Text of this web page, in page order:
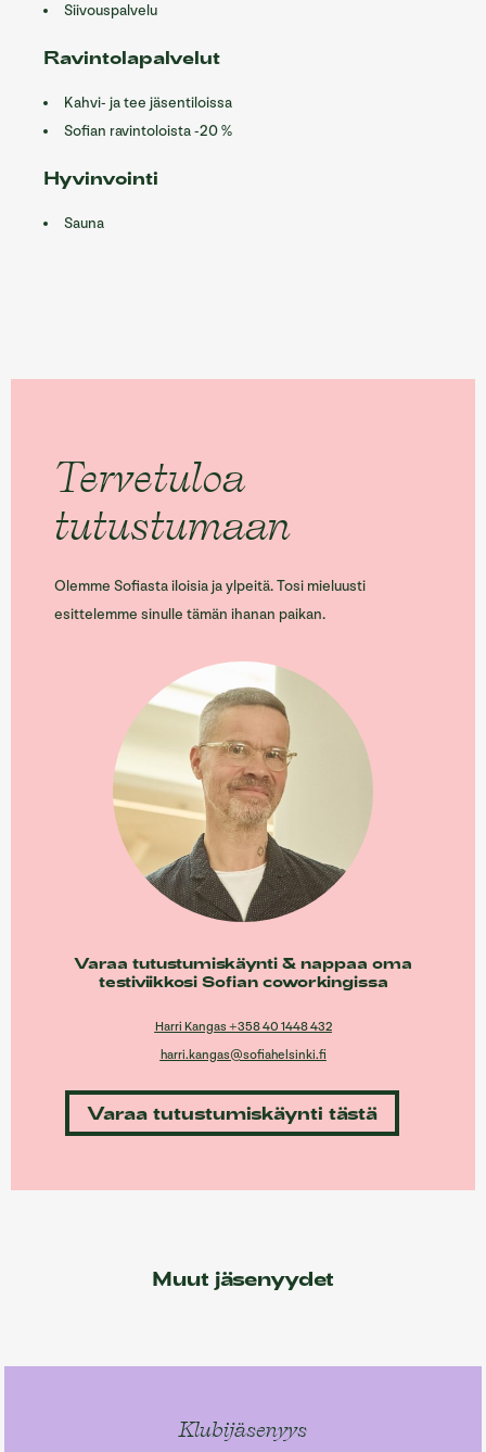
Siivouspalvelu
Ravintolapalvelut
Kahvi- ja tee jäsentiloissa
Sofian ravintoloista -20 %
Hyvinvointi
Sauna
Tervetuloa
tutustumaan
Olemme Sofiasta iloisia ja ylpeitä. Tosi mieluusti
esittelemme sinulle tämän ihanan paikan.
Varaa tutustumiskäynti & nappaa oma
testiviikkosi Sofian coworkingissa
Harri Kangas +358 40 1448 432
harri.kangas@sofiahelsinki.fi
Varaa tutustumiskäynti tästä
Muut jäsenyydet
Klubijäsenyys